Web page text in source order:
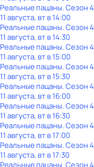
Реальные пацаны. Сезон 4
11 августа, вт в 14:00
Реальные пацаны. Сезон 4
11 августа, вт в 14:30
Реальные пацаны. Сезон 4
11 августа, вт в 15:00
Реальные пацаны. Сезон 4
11 августа, вт в 15:30
Реальные пацаны. Сезон 4
11 августа, вт в 16:00
Реальные пацаны. Сезон 4
11 августа, вт в 16:30
Реальные пацаны. Сезон 4
11 августа, вт в 17:00
Реальные пацаны. Сезон 4
11 августа, вт в 17:30
Реальные пацаны. Сезон 4